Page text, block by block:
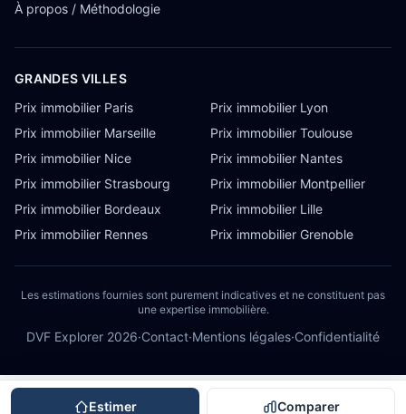
Estimer Comparer
À propos / Méthodologie
GRANDES VILLES
Prix immobilier Paris
Prix immobilier Lyon
Prix immobilier Marseille
Prix immobilier Toulouse
Prix immobilier Nice
Prix immobilier Nantes
Prix immobilier Strasbourg
Prix immobilier Montpellier
Prix immobilier Bordeaux
Prix immobilier Lille
Prix immobilier Rennes
Prix immobilier Grenoble
Les estimations fournies sont purement indicatives et ne constituent pas
une expertise immobilière.
DVF Explorer 2026·Contact·Mentions légales·Confidentialité